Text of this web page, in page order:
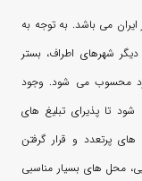
می باشد. به توجه به
شهرهای اطراف، بستر
محسوب می شود. وجود
تا پذیرای تبلیغ های
پرتعدد و قرار گرفتن
محل های بسیار مناسبی